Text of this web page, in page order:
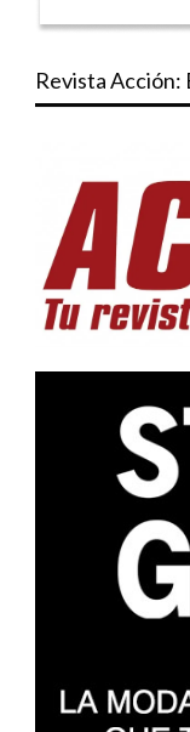
Revista Acción: